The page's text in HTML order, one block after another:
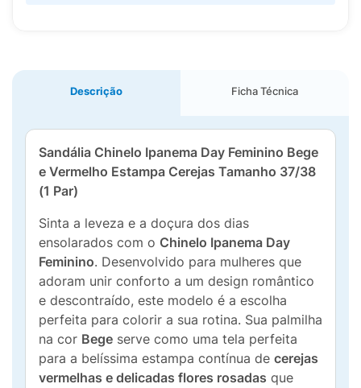
Descrição Ficha Técnica
Sandália Chinelo Ipanema Day Feminino Bege
e Vermelho Estampa Cerejas Tamanho 37/38
(1 Par)
Sinta a leveza e a doçura dos dias
ensolarados com o Chinelo Ipanema Day
Feminino. Desenvolvido para mulheres que
adoram unir conforto a um design romântico
e descontraído, este modelo é a escolha
perfeita para colorir a sua rotina. Sua palmilha
na cor Bege serve como uma tela perfeita
para a belíssima estampa contínua de cerejas
vermelhas e delicadas flores rosadas que